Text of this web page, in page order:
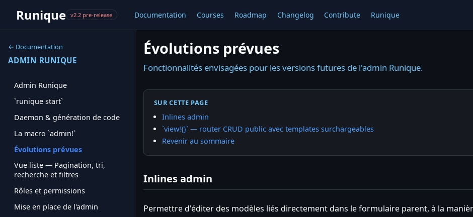
Runique v2.2 pre-release Documentation Courses Roadmap Changelog Contribute Runique
← Documentation
ADMIN RUNIQUE
Admin Runique
`runique start`
Daemon & génération de code
La macro `admin!`
Évolutions prévues
Vue liste — Pagination, tri,
recherche et filtres
Rôles et permissions
Mise en place de l'admin
Évolutions prévues
Fonctionnalités envisagées pour les versions futures de l'admin Runique.
SUR CETTE PAGE
Inlines admin
`view!{}` — router CRUD public avec templates surchargeables
Revenir au sommaire
Inlines admin
Permettre d'éditer des modèles liés directement dans le formulaire parent, à la